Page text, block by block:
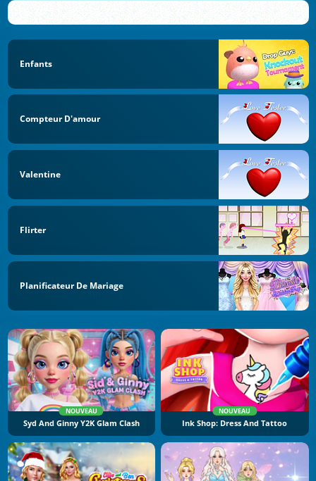
Enfants
Compteur D'amour
Valentine
Flirter
Planificateur De Mariage
NOUVEAU
Syd And Ginny Y2K Glam Clash
NOUVEAU
Ink Shop: Dress And Tattoo